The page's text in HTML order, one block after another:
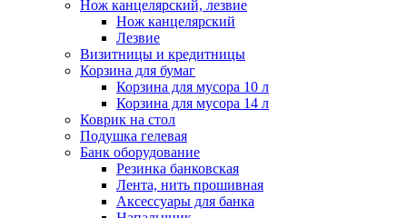
Нож канцелярский, лезвие
Нож канцелярский
Лезвие
Визитницы и кредитницы
Корзина для бумаг
Корзина для мусора 10 л
Корзина для мусора 14 л
Коврик на стол
Подушка гелевая
Банк оборудование
Резинка банковская
Лента, нить прошивная
Аксессуары для банка